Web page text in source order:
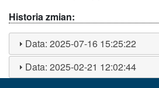
Historia zmian:
Data:2025-07-16 15:25:22
Data:2025-02-21 12:02:44